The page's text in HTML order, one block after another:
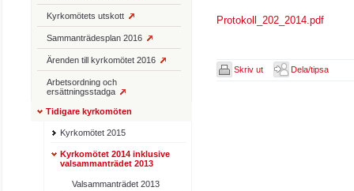
Protokoll_202_2014.pdf
Skriv ut Dela/tipsa
Kyrkomötets utskott
Sammanträdesplan 2016
Ärenden till kyrkomötet 2016
Arbetsordning och
ersättningsstadga
Tidigare kyrkomöten
Kyrkomötet 2015
Kyrkomötet 2014 inklusive
valsammanträdet 2013
Valsammanträdet 2013